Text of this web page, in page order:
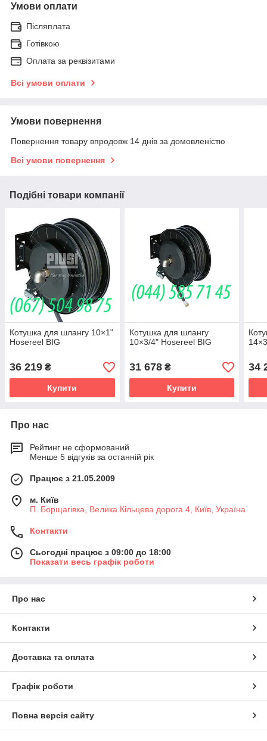
Умови оплати
Післяплата
Готівкою
Оплата за реквізитами
Всі умови оплати
Умови повернення
Повернення товару впродовж 14 днів за домовленістю
Всі умови повернення
Подібні товари компанії
Котушка для шлангу 10×1"
Hosereel BIG
36 219 ₴
Купити
Котушка для шлангу
10×3/4" Hosereel BIG
31 678₴
Купити
34
Про нас
Рейтинг не сформований
Менше 5 відгуків за останній рік
Працює з 21.05.2009
м. Київ
П. Борщагівка, Велика Кільцева дорога 4, Київ, Україна
Контакти
Сьогодні працює з 09:00 до 18:00
Показати весь графік роботи
Про нас
Контакти
Доставка та оплата
Графік роботи
Повна версія сайту